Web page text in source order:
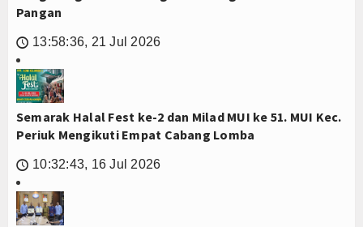
Pangan
🕔 13:58:36, 21 Jul 2026
Semarak Halal Fest ke-2 dan Milad MUI ke 51. MUI Kec.
Periuk Mengikuti Empat Cabang Lomba
🕔 10:32:43, 16 Jul 2026